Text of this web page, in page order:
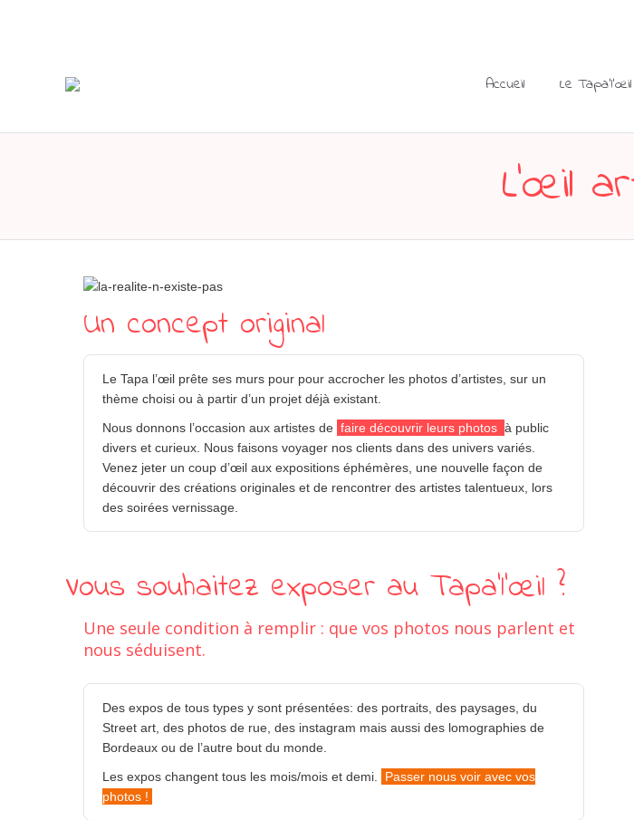
Accueil Le Tapa’l’œil
L’œil
Un concept original
Le Tapa l’œil prête ses murs pour pour accrocher les photos d’artistes, sur un
thème choisi ou à partir d’un projet déjà existant.
Nous donnons l’occasion aux artistes de faire découvrir leurs photos à public
divers et curieux. Nous faisons voyager nos clients dans des univers variés.
Venez jeter un coup d’œil aux expositions éphémères, une nouvelle façon de
découvrir des créations originales et de rencontrer des artistes talentueux, lors
des soirées vernissage.
Vous souhaitez exposer au Tapa’l’œil ?
Une seule condition à remplir : que vos photos nous parlent et
nous séduisent.
Des expos de tous types y sont présentées: des portraits, des paysages, du
Street art, des photos de rue, des instagram mais aussi des lomographies de
Bordeaux ou de l’autre bout du monde.
Les expos changent tous les mois/mois et demi.
Passer nous voir avec vos
photos !